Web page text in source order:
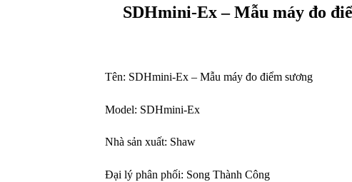
SDHmini-Ex – Mẫu máy đo
Tên: SDHmini-Ex – Mẫu máy đo điểm sương
Model: SDHmini-Ex
Nhà sản xuất: Shaw
Đại lý phân phối: Song Thành Công